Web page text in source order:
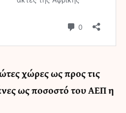
χώρες ως προς τις
ως ποσοστό του ΑΕΠ η